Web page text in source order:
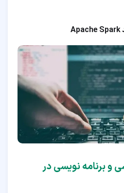
Apache Spark
و برنامه نویسی در